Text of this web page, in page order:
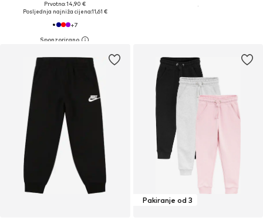
Prvotno: 14,90 €
Posljednja najniža cijena:11,61 €
+7
Pakiranje od 3